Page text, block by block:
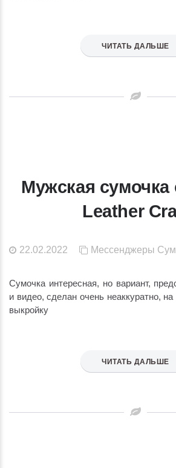
ЧИТАТЬ ДАЛЬШЕ
Мужская сумочка
Leather
22.02.2022 Мессенджеры
Сумочка интересная, но вариант,
и видео, сделан очень неаккуратно,
выкройку
ЧИТАТЬ ДАЛЬШЕ